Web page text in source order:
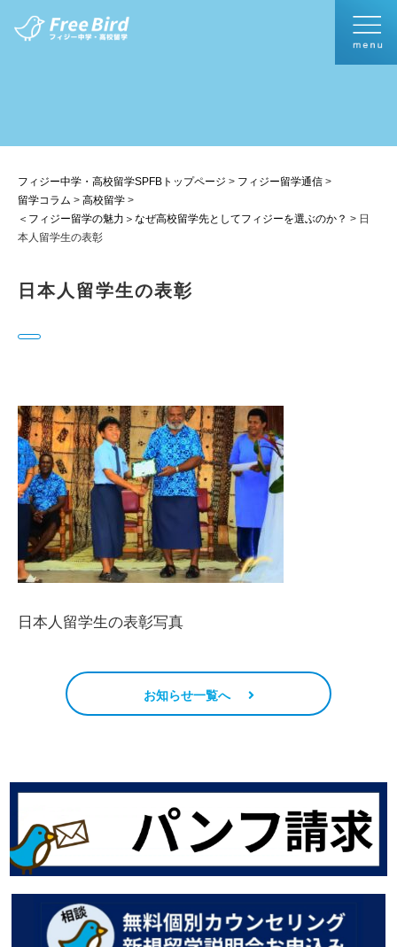
フィジー中学・高校留学SPFBトップページ > フィジー留学通信 >
留学コラム > 高校留学 >
＜フィジー留学の魅力＞なぜ高校留学先としてフィジーを選ぶのか？ > 日
本人留学生の表彰
日本人留学生の表彰
日本人留学生の表彰写真
お知らせ一覧へ